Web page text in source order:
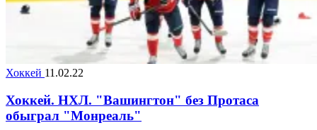
Хоккей 11.02.22
Хоккей. НХЛ. "Вашингтон" без Протаса
обыграл "Монреаль"